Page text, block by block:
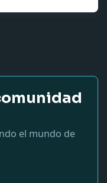
el mundo de